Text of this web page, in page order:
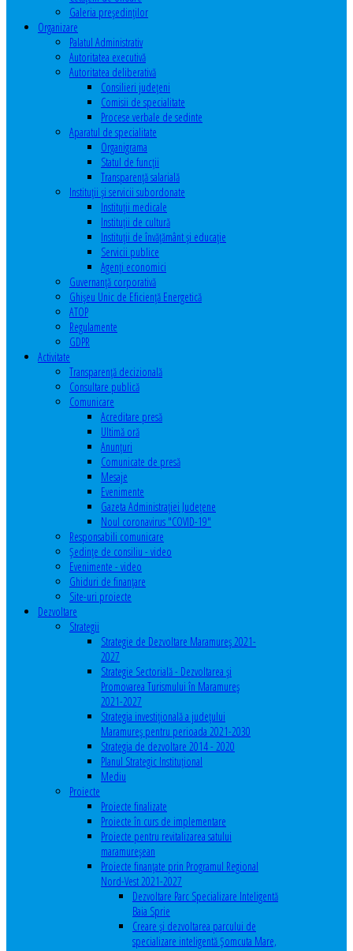
Galeria președinților
Organizare
Palatul Administrativ
Autoritatea executivă
Autoritatea deliberativă
Consilieri judeţeni
Comisii de specialitate
Procese verbale de sedinte
Aparatul de specialitate
Organigrama
Statul de funcții
Transparență salarială
Instituţii şi servicii subordonate
Instituţii medicale
Instituţii de cultură
Instituţii de învăţământ şi educaţie
Servicii publice
Agenţi economici
Guvernanță corporativă
Ghişeu Unic de Eficienţă Energetică
ATOP
Regulamente
GDPR
Activitate
Transparenţă decizională
Consultare publică
Comunicare
Acreditare presă
Ultimă oră
Anunţuri
Comunicate de presă
Mesaje
Evenimente
Gazeta Administraţiei Judeţene
Noul coronavirus "COVID-19"
Responsabili comunicare
Şedinţe de consiliu - video
Evenimente - video
Ghiduri de finanţare
Site-uri proiecte
Dezvoltare
Strategii
Strategie de Dezvoltare Maramureș 2021-
2027
Strategie Sectorială - Dezvoltarea și
Promovarea Turismului în Maramureș
2021-2027
Strategia investiţională a județului
Maramureș pentru perioada 2021-2030
Strategia de dezvoltare 2014 - 2020
Planul Strategic Instituţional
Mediu
Proiecte
Proiecte finalizate
Proiecte în curs de implementare
Proiecte pentru revitalizarea satului
maramureşean
Proiecte finanțate prin Programul Regional
Nord-Vest 2021-2027
Dezvoltare Parc Specializare Inteligentă
Baia Sprie
Creare și dezvoltarea parcului de
specializare inteligentă Șomcuta Mare,